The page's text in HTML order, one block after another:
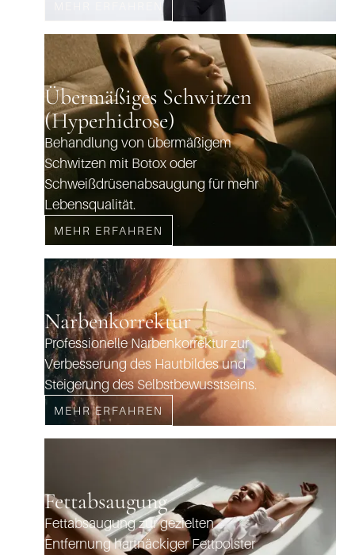
MEHR ERFAHREN
Übermäßiges Schwitzen
(Hyperhidrose)
Behandlung von übermäßigem
Schwitzen mit Botox oder
Schweißdrüsenabsaugung für mehr
Lebensqualität.
MEHR ERFAHREN
Narbenkorrektur
Professionelle Narbenkorrektur zur
Verbesserung des Hautbildes und
Steigerung des Selbstbewusstseins.
MEHR ERFAHREN
Fettabsaugung
Fettabsaugung zur gezielten
Entfernung hartnäckiger Fettpolster